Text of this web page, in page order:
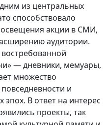
из центральных
способствовало
акции в СМИ,
аудитории.
— дневники, мемуары,
множество
и
В ответ на интерес
проекты, так